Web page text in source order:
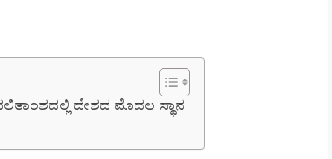
ದೇಶದ ಮೊದಲ ಸ್ಥಾನ